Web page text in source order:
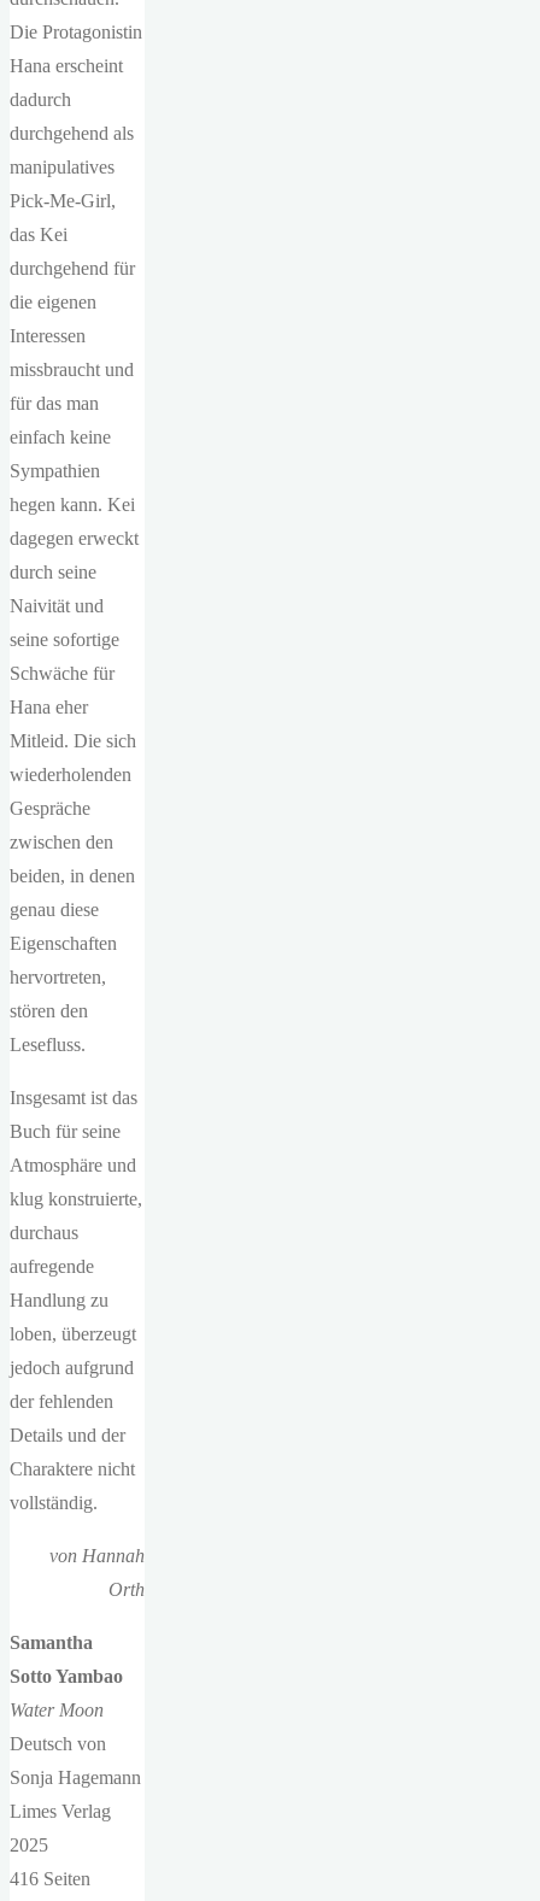
Die Protagonistin
Hana erscheint
dadurch
durchgehend als
manipulatives
Pick-Me-Girl,
das Kei
durchgehend für
die eigenen
Interessen
missbraucht und
für das man
einfach keine
Sympathien
hegen kann. Kei
dagegen erweckt
durch seine
Naivität und
seine sofortige
Schwäche für
Hana eher
Mitleid. Die sich
wiederholenden
Gespräche
zwischen den
beiden, in denen
genau diese
Eigenschaften
hervortreten,
stören den
Lesefluss.
Insgesamt ist das
Buch für seine
Atmosphäre und
klug konstruierte,
durchaus
aufregende
Handlung zu
loben, überzeugt
jedoch aufgrund
der fehlenden
Details und der
Charaktere nicht
vollständig.
von Hannah
Orth
Samantha
Sotto Yambao
Water Moon
Deutsch von
Sonja Hagemann
Limes Verlag
2025
416 Seiten